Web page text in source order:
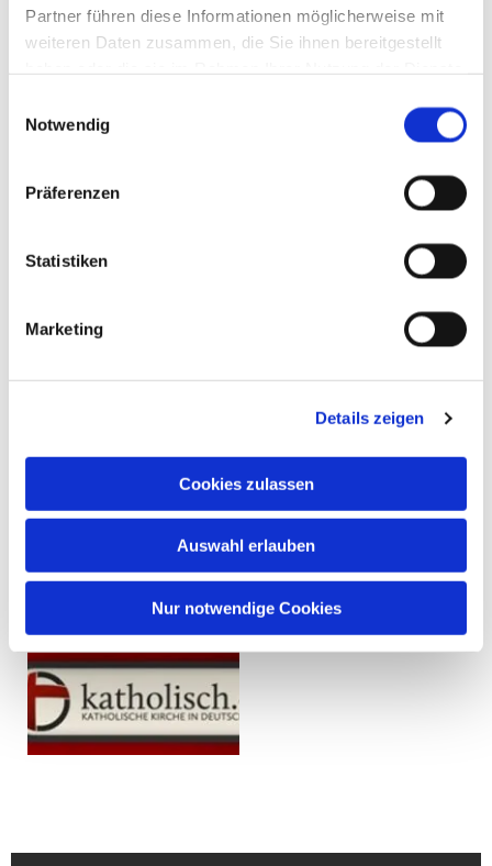
Partner führen diese Informationen möglicherweise mit
weiteren Daten zusammen, die Sie ihnen bereitgestellt
Notwendig
Präferenzen
Statistiken
Marketing
Details zeigen
Cookies zulassen
Auswahl erlauben
Nur notwendige Cookies